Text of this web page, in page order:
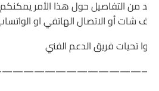
من التفاصيل حول هذا الأمر
شات أو الاتصال الهاتفي او الواتساب
تحيات فريق الدعم الفني